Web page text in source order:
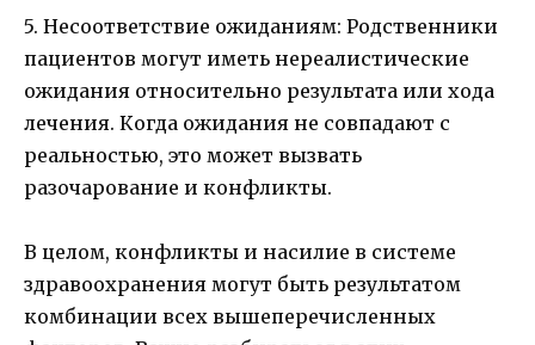
5. Несоответствие ожиданиям: Родственники
пациентов могут иметь нереалистические
ожидания относительно результата или хода
лечения. Когда ожидания не совпадают с
реальностью, это может вызвать
разочарование и конфликты.
В целом, конфликты и насилие в системе
здравоохранения могут быть результатом
комбинации всех вышеперечисленных